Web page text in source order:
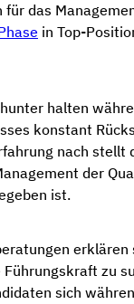
das
in Top-
halten
konstant
nach stellt
der
ist.
zu
sich